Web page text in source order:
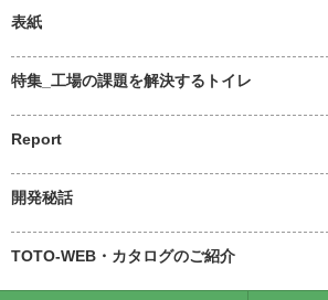
表紙
特集_工場の課題を解決するトイレ
Report
開発秘話
TOTO-WEB・カタログのご紹介